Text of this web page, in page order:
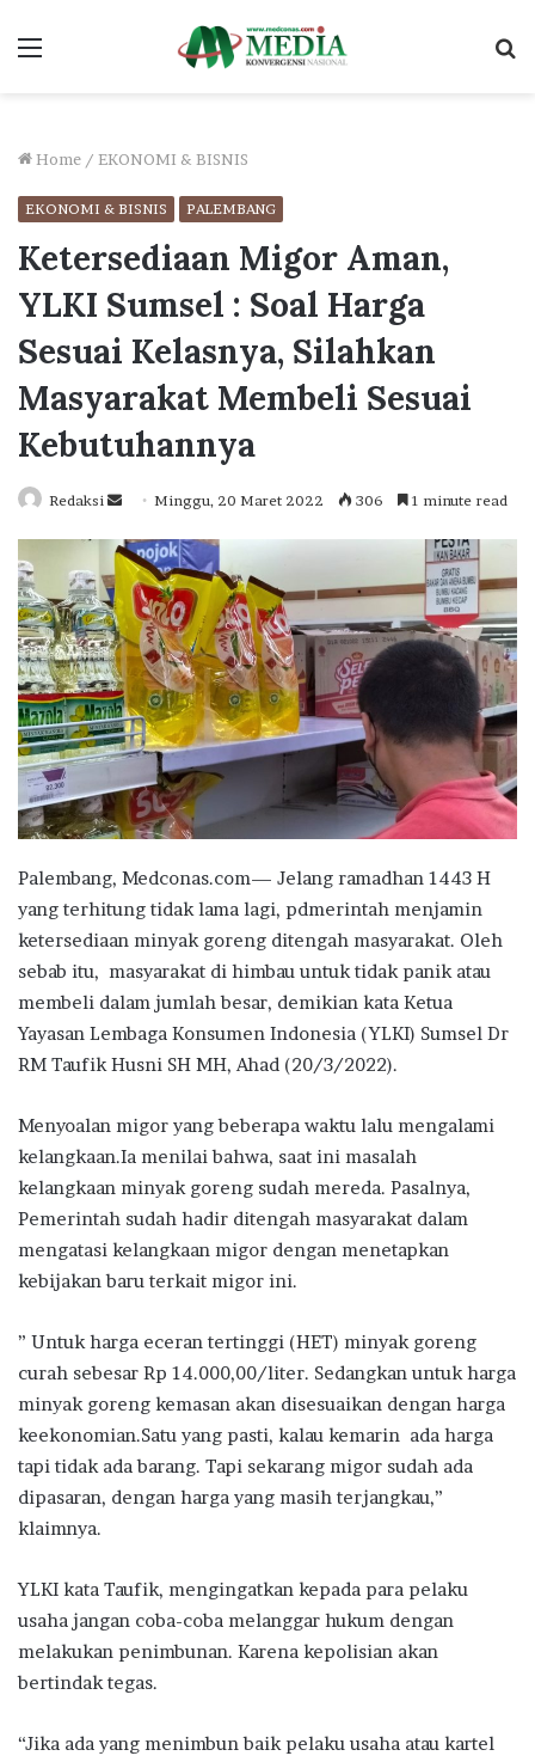
Menu
Home / EKONOMI & BISNIS
EKONOMI & BISNIS PALEMBANG
Ketersediaan Migor Aman,
YLKI Sumsel : Soal Harga
Sesuai Kelasnya, Silahkan
Masyarakat Membeli Sesuai
Kebutuhannya
Redaksi
Send
email
Minggu, 20 Maret 2022 306 1 minute read
Palembang, Medconas.com— Jelang ramadhan 1443 H
yang terhitung tidak lama lagi, pdmerintah menjamin
ketersediaan minyak goreng ditengah masyarakat. Oleh
sebab itu, masyarakat di himbau untuk tidak panik atau
membeli dalam jumlah besar, demikian kata Ketua
Yayasan Lembaga Konsumen Indonesia (YLKI) Sumsel Dr
RM Taufik Husni SH MH, Ahad (20/3/2022).
Menyoalan migor yang beberapa waktu lalu mengalami
kelangkaan.Ia menilai bahwa, saat ini masalah
kelangkaan minyak goreng sudah mereda. Pasalnya,
Pemerintah sudah hadir ditengah masyarakat dalam
mengatasi kelangkaan migor dengan menetapkan
kebijakan baru terkait migor ini.
” Untuk harga eceran tertinggi (HET) minyak goreng
curah sebesar Rp 14.000,00/liter. Sedangkan untuk harga
minyak goreng kemasan akan disesuaikan dengan harga
keekonomian.Satu yang pasti, kalau kemarin ada harga
tapi tidak ada barang. Tapi sekarang migor sudah ada
dipasaran, dengan harga yang masih terjangkau,”
klaimnya.
YLKI kata Taufik, mengingatkan kepada para pelaku
usaha jangan coba-coba melanggar hukum dengan
melakukan penimbunan. Karena kepolisian akan
bertindak tegas.
“Jika ada yang menimbun baik pelaku usaha atau kartel